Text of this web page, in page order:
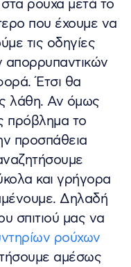
ρούχα μετά το
που έχουμε να
τις οδηγίες
απορρυπαντικών
Έτσι θα
λάθη. Αν όμως
πρόβλημα το
προσπάθεια
και γρήγορα
Δηλαδή
σπιτιού μας να
ρούχων
αμέσως